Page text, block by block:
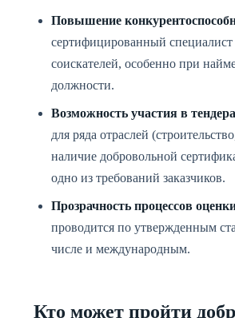
Повышение
сертифицированный специалист
соискателей, особенно при
должности.
Возможность участия в
для ряда отраслей
наличие добровольной
одно из требований заказчиков.
Прозрачность процессов
проводится по утвержденным
числе и международным.
Кто может пройти